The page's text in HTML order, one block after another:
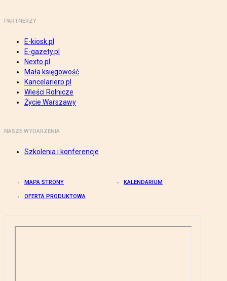
PARTNERZY
E-kiosk.pl
E-gazety.pl
Nexto.pl
Mała księgowość
Kancelarierp.pl
Wieści Rolnicze
Życie Warszawy
NASZE WYDARZENIA
Szkolenia i konferencje
MAPA STRONY KALENDARIUM
OFERTA PRODUKTOWA